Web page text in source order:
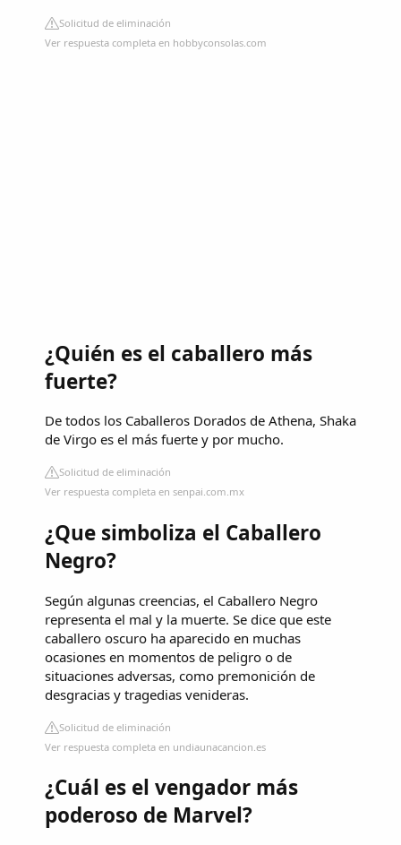
Solicitud de eliminación
Ver respuesta completa en hobbyconsolas.com
¿Quién es el caballero más
fuerte?
De todos los Caballeros Dorados de Athena, Shaka
de Virgo es el más fuerte y por mucho.
Solicitud de eliminación
Ver respuesta completa en senpai.com.mx
¿Que simboliza el Caballero
Negro?
Según algunas creencias, el Caballero Negro
representa el mal y la muerte. Se dice que este
caballero oscuro ha aparecido en muchas
ocasiones en momentos de peligro o de
situaciones adversas, como premonición de
desgracias y tragedias venideras.
Solicitud de eliminación
Ver respuesta completa en undiaunacancion.es
¿Cuál es el vengador más
poderoso de Marvel?